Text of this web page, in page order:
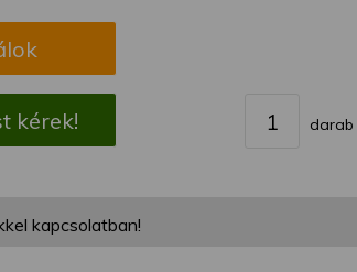
kérek! darab
kapcsolatban!